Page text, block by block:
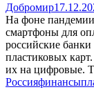
Добромир
На фоне
смартфоны для
российские банки
пластиковых
их на цифровые.
Россияфинансы